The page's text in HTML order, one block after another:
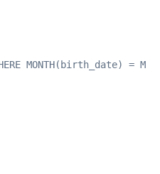
MONTH(birth_date) =